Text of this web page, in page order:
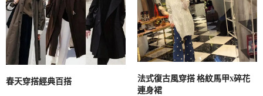
春天穿搭經典百搭
法式復古風穿搭 格紋馬甲x碎花
連身裙